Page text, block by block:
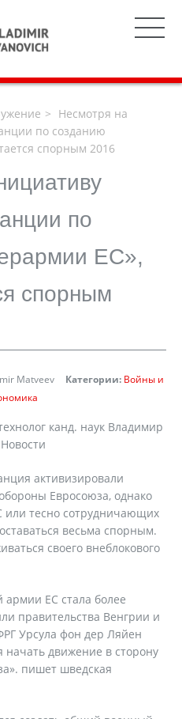
Несмотря на
по созданию
спорным 2016
по
ЕС»,
спорным
Matveev Категории: Войны и
канд. наук Владимир
активизировали
Евросоюза, однако
или тесно сотрудничающих
весьма спорным.
своего внеблокового
армии ЕС стала более
правительства Венгрии и
Урсула фон дер Ляйен
движение в сторону
пишет шведская